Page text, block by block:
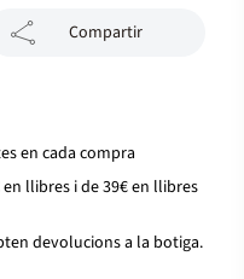
Compartir
en cada compra
llibres i de 39€ en llibres
devolucions a la botiga.